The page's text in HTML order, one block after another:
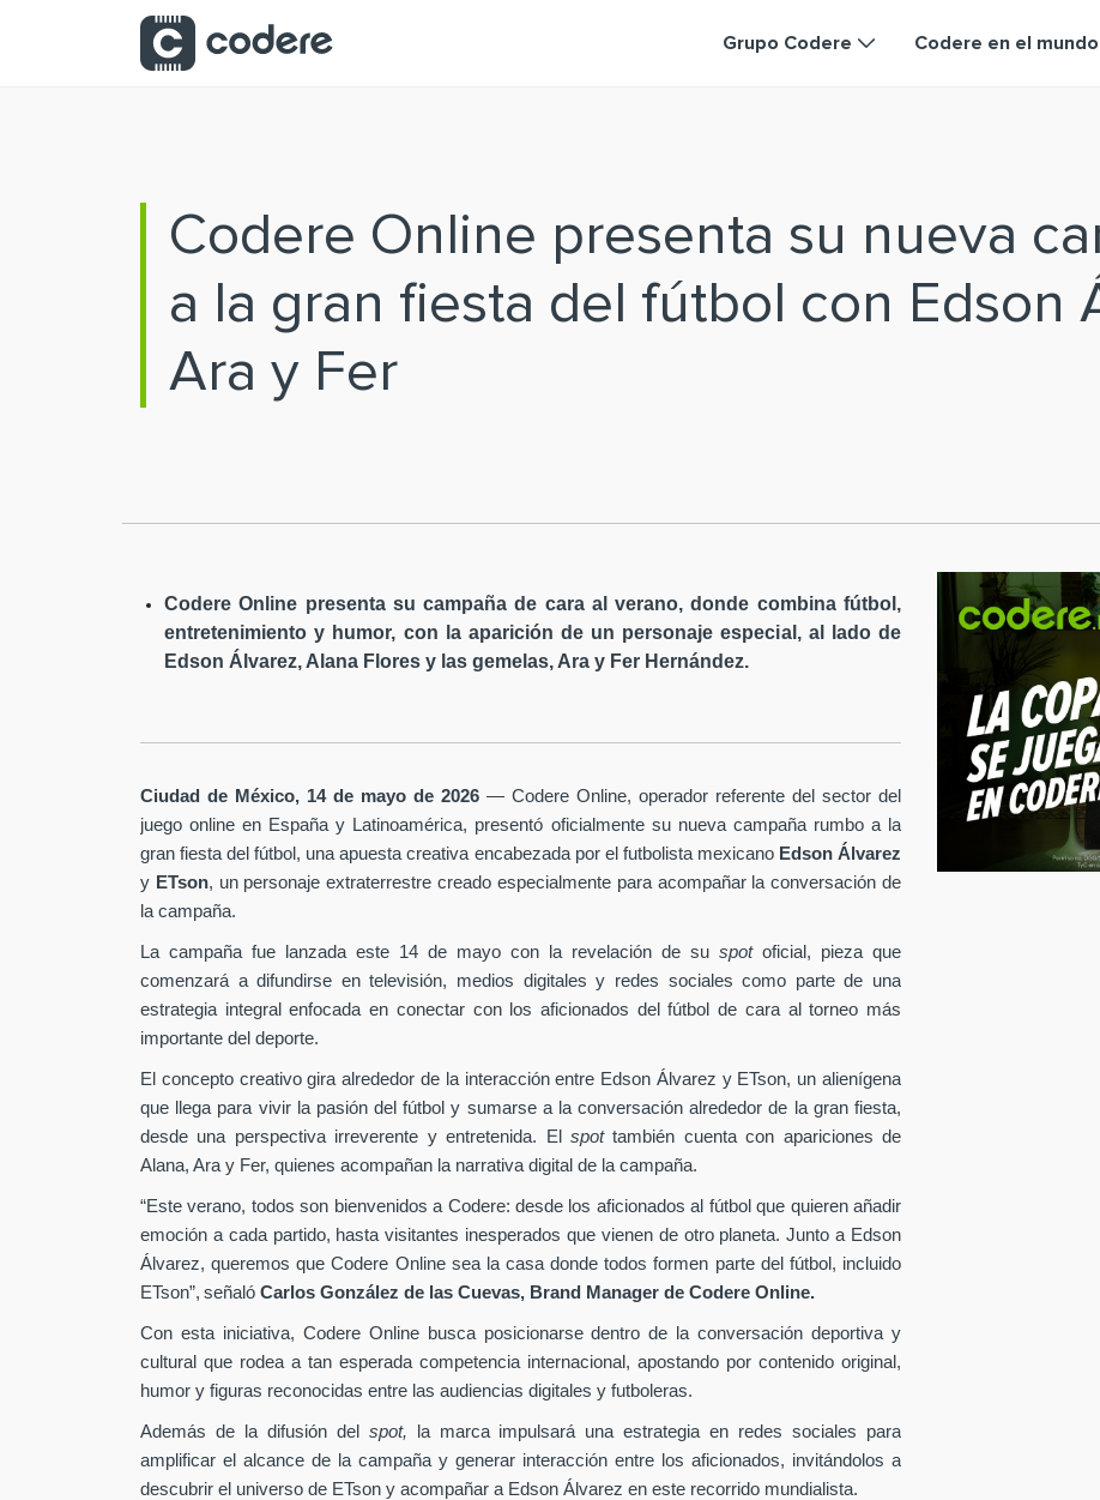
Saltar al contenido principal
Grupo Codere Codere en el mundo
Codere Online presenta su nueva
a la gran fiesta del fútbol con Edson
Ara y Fer
Codere Online presenta su campaña de cara al verano, donde combina fútbol,
entretenimiento y humor, con la aparición de un personaje especial, al lado de
Edson Álvarez, Alana Flores y las gemelas, Ara y Fer Hernández.
Ciudad de México, 14 de mayo de 2026 — Codere Online, operador referente del sector del
juego online en España y Latinoamérica, presentó oficialmente su nueva campaña rumbo a la
gran fiesta del fútbol, una apuesta creativa encabezada por el futbolista mexicano Edson Álvarez
y ETson, un personaje extraterrestre creado especialmente para acompañar la conversación de
la campaña.
La campaña fue lanzada este 14 de mayo con la revelación de su spot oficial, pieza que
comenzará a difundirse en televisión, medios digitales y redes sociales como parte de una
estrategia integral enfocada en conectar con los aficionados del fútbol de cara al torneo más
importante del deporte.
El concepto creativo gira alrededor de la interacción entre Edson Álvarez y ETson, un alienígena
que llega para vivir la pasión del fútbol y sumarse a la conversación alrededor de la gran fiesta,
desde una perspectiva irreverente y entretenida. El spottambién cuenta con apariciones de
Alana, Ara y Fer, quienes acompañan la narrativa digital de la campaña.
“Este verano, todos son bienvenidos a Codere: desde los aficionados al fútbol que quieren añadir
emoción a cada partido, hasta visitantes inesperados que vienen de otro planeta. Junto a Edson
Álvarez, queremos que Codere Online sea la casa donde todos formen parte del fútbol, incluido
ETson”, señaló Carlos González de las Cuevas, Brand Manager de Codere Online.
Con esta iniciativa, Codere Online busca posicionarse dentro de la conversación deportiva y
cultural que rodea a tan esperada competencia internacional, apostando por contenido original,
humor y figuras reconocidas entre las audiencias digitales y futboleras.
Además de la difusión del spot,
la marca impulsará una estrategia en redes sociales para
amplificar el alcance de la campaña y generar interacción entre los aficionados, invitándolos a
descubrir el universo de ETson y acompañar a Edson Álvarez en este recorrido mundialista.